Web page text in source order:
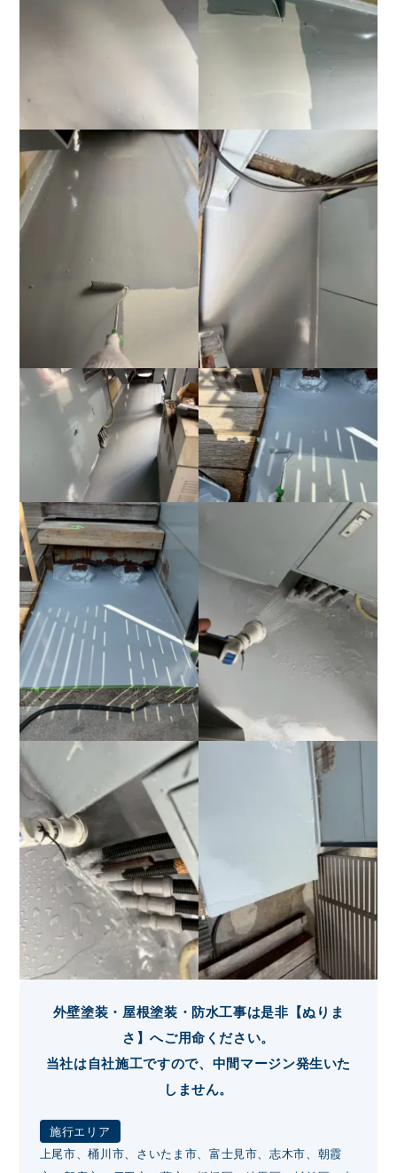
外壁塗装・屋根塗装・防水工事は是非【ぬりま
さ】へご用命ください。
当社は自社施工ですので、中間マージン発生いた
しません。
施行エリア
上尾市、桶川市、さいたま市、富士見市、志木市、朝霞